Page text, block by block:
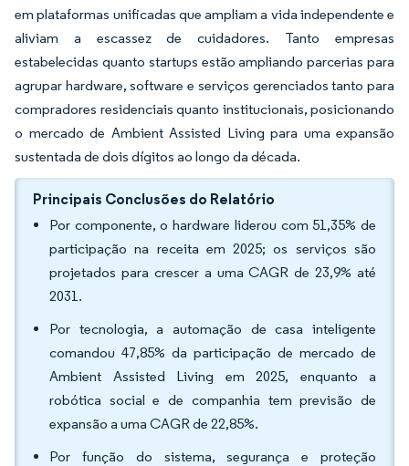
em plataformas unificadas que ampliam a vida independente e
aliviam a escassez de cuidadores. Tanto empresas
estabelecidas quanto startups estão ampliando parcerias para
agrupar hardware, software e serviços gerenciados tanto para
compradores residenciais quanto institucionais, posicionando
o mercado de Ambient Assisted Living para uma expansão
sustentada de dois dígitos ao longo da década.
Principais Conclusões do Relatório
Por componente, o hardware liderou com 51,35% de
participação na receita em 2025; os serviços são
projetados para crescer a uma CAGR de 23,9% até
2031.
Por tecnologia, a automação de casa inteligente
comandou 47,85% da participação de mercado de
Ambient Assisted Living em 2025, enquanto a
robótica social e de companhia tem previsão de
expansão a uma CAGR de 22,85%.
Por função do sistema, segurança e proteção